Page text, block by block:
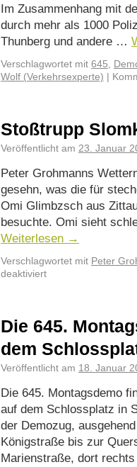
Im Zusammenhang mit
durch mehr als 1000
Thunberg und andere …
Verschlagwortet mit 645,
Wolf (Verkehrsexperte)
Stoßtrupp
Veröffentlicht am 23. Januar
Peter Grohmanns
gesehn, was die für
Omi Glimbzsch aus
besuchte. Omi sieht
Weiterlesen →
Verschlagwortet mit Peter
deaktiviert
Die 645.
dem
Veröffentlicht am 18. Januar
Die 645. Montagsdemo
auf dem Schlossplatz in
der Demozug,
Königstraße bis zur
Marienstraße, dort